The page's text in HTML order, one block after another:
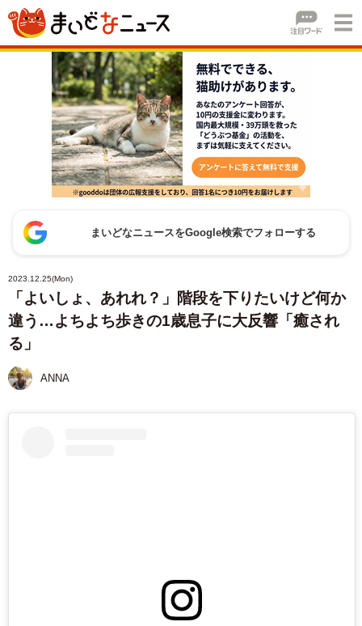
まいどなニュースをGoogle検索でフォローする
2023.12.25(Mon)
「よいしょ、あれれ？」階段を下りたいけど何か
違う…よちよち歩きの1歳息子に大反響「癒され
る」
ANNA